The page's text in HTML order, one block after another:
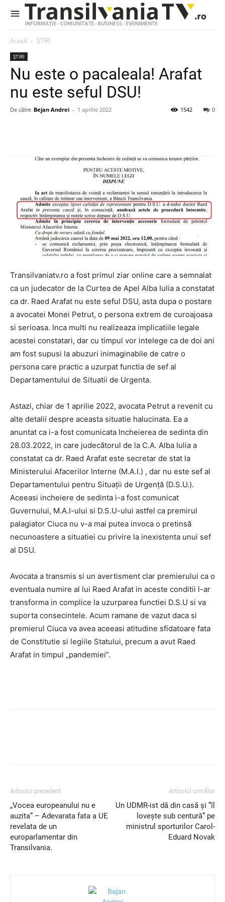
Acasă ȘTIRI
ȘTIRI
Nu este o pacaleala! Arafat
nu este seful DSU!
De către Bejan Andrei - 1 aprilie 2022 0
1542
Transilvaniatv.ro a fost primul ziar online care a semnalat
ca un judecator de la Curtea de Apel Alba Iulia a constatat
ca dr. Raed Arafat nu este seful DSU, asta dupa o postare
a avocatei Monei Petrut, o persona extrem de curoajoasa
si serioasa. Inca multi nu realizeaza implicatiile legale
acestei constatari, dar cu timpul vor intelege ca de doi ani
am fost supusi la abuzuri inimaginabile de catre o
persona care practic a uzurpat functia de sef al
Departamentului de Situatii de Urgenta.
Astazi, chiar de 1 aprilie 2022, avocata Petrut a revenit cu
alte detalii despre aceasta situatie halucinata. Ea a
anuntat ca i-a fost comunicata Incheierea de sedinta din
28.03.2022, in care judecătorul de la C.A. Alba Iulia a
constatat ca dr. Raed Arafat este secretar de stat la
Ministerului Afacerilor Interne (M.A.I.) , dar nu este sef al
Departamentului pentru Situații de Urgență (D.S.U.).
Aceeasi incheiere de sedinta i-a fost comunicat
Guvernului, M.A.I-ului si D.S.U-ului astfel ca premirul
palagiator Ciuca nu v-a mai putea invoca o pretinsă
necunoastere a situatiei cu privire la inexistenta unui sef
al DSU.
Avocata a transmis si un avertisment clar premierului ca o
eventuala numire al lui Raed Arafat in aceste conditii l-ar
transforma in complice la uzurparea functiei D.S.U si va
suporta consecintele. Acum ramane de vazut daca si
premierul Ciuca va avea aceeasi atitudine sfidatoare fata
de Constitutie si legiile Statului, precum a avut Raed
Arafat in timpul „pandemiei”.
Articolul precedent
„Vocea europeanului nu e
auzita” – Adevarata fata a UE
revelata de un
europarlamentar din
Transilvania.
Articolul următor
Un UDMR-ist dă din casă și ”îl
lovește sub centură” pe
ministrul sporturilor Carol-
Eduard Novak